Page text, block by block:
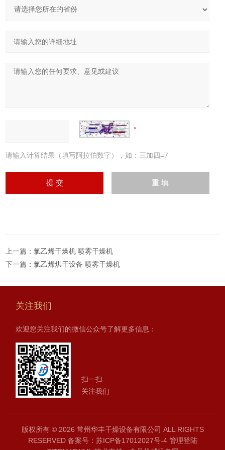
请输入计算结果（填写阿拉伯数字），如：三加四=7
上一篇：氯乙烯干燥机 喷雾干燥机
下一篇：氯乙烯烘干设备 喷雾干燥机
关注我们
欢迎您关注我们的微信公众号了解更多信息：
扫一扫
关注我们
版权所有 © 2026 常州华丰干燥设备有限公司 ALL RIGHTS
RESERVED 备案号：苏ICP备17012027号-4 管理登陆